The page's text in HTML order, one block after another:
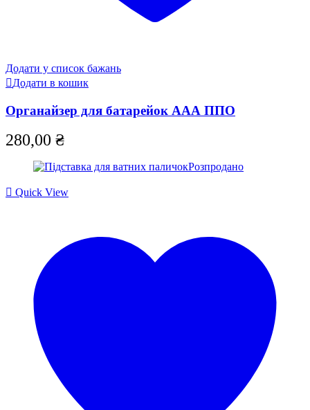
Додати у список бажань
Додати в кошик
Органайзер для батарейок ААА ППО
280,00 ₴
Розпродано
Quick View